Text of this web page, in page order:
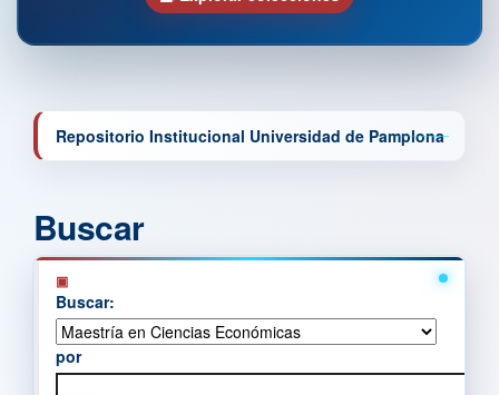
Repositorio Institucional Universidad de Pamplona
Buscar
Buscar:
por